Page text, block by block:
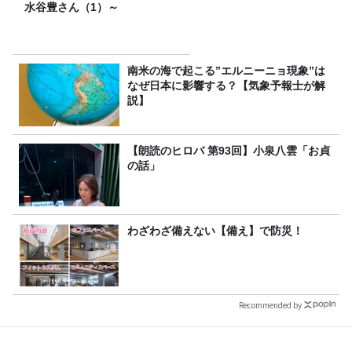
水谷豊さん（1）～
南米の海で起こる”エルニーニョ現象”は
なぜ日本に影響する？【気象予報士が解
説】
【朗読のヒロバ 第93回】小泉八雲「お貞
の話」
わざわざ備えない【備え】で防災！
Recommended by